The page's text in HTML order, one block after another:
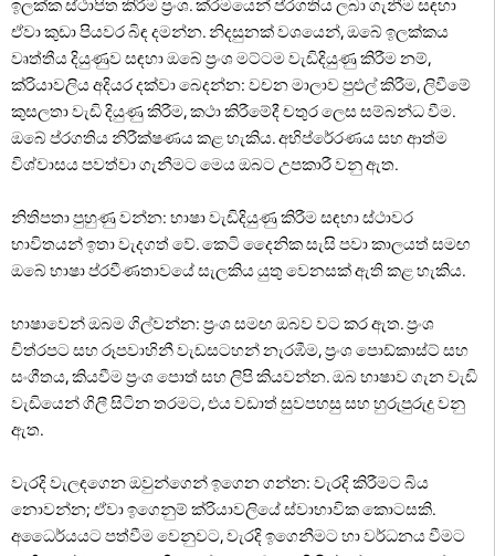
ඉලක්ක ස්ථාපිත කිරීම ප්‍රංශ. ක්රමයෙන් ප්රගතිය ලබා ගැනීම සඳහා
ඒවා කුඩා පියවර බිඳ දමන්න. නිදසුනක් වශයෙන්, ඔබේ ඉලක්කය
වෘත්තීය දියුණුව සඳහා ඔබේ ප්‍රංශ මට්ටම වැඩිදියුණු කිරීම නම්,
ක්රියාවලිය අදියර දක්වා බෙදන්න: වචන මාලාව පුළුල් කිරීම, ලිවීමේ
කුසලතා වැඩි දියුණු කිරීම, කථා කිරීමේදී චතුර ලෙස සම්බන්ධ වීම.
ඔබේ ප්රගතිය නිරීක්ෂණය කළ හැකිය. අභිප්රේරණය සහ ආත්ම
විශ්වාසය පවත්වා ගැනීමට මෙය ඔබට උපකාරී වනු ඇත.
නිතිපතා පුහුණු වන්න: භාෂා වැඩිදියුණු කිරීම සඳහා ස්ථාවර
භාවිතයන් ඉතා වැදගත් වේ. කෙටි දෛනික සැසි පවා කාලයත් සමඟ
ඔබේ භාෂා ප්රවීණතාවයේ සැලකිය යුතු වෙනසක් ඇති කළ හැකිය.
භාෂාවෙන් ඔබම ගිල්වන්න: ප්‍රංශ සමඟ ඔබව වට කර ඇත. ප්‍රංශ
චිත්රපට සහ රූපවාහිනී වැඩසටහන් නැරඹීම, ප්‍රංශ පොඩ්කාස්ට් සහ
සංගීතය, කියවීම ප්‍රංශ පොත් සහ ලිපි කියවන්න. ඔබ භාෂාව ගැන වැඩි
වැඩියෙන් ගිලී සිටින තරමට, එය වඩාත් සුවපහසු සහ හුරුපුරුදු වනු
ඇත.
වැරදි වැලඳගෙන ඔවුන්ගෙන් ඉගෙන ගන්න: වැරදි කිරීමට බිය
නොවන්න; ඒවා ඉගෙනුම් ක්රියාවලියේ ස්වාභාවික කොටසකි.
අධෛර්යයට පත්වීම වෙනුවට, වැරදි ඉගෙනීමට හා වර්ධනය වීමට